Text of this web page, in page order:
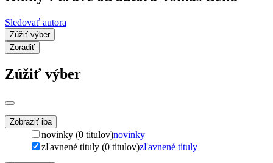
Sledovať autora
Zúžiť výber
Zoradiť
Zúžiť výber
Zobraziť iba
novinky (0 titulov)novinky
zľavnené tituly (0 titulov)zľavnené tituly